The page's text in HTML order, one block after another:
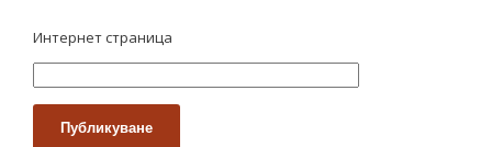
Интернет страница